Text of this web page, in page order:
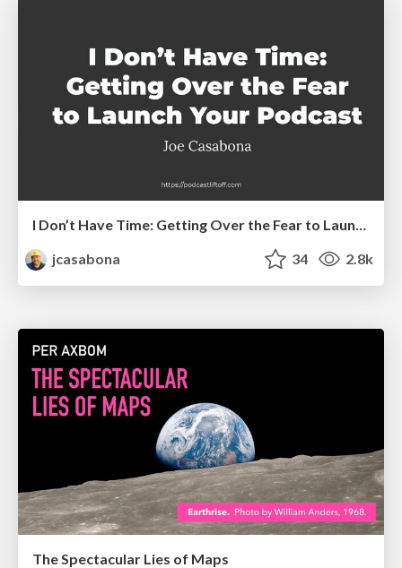
I Don’t Have Time: Getting Over the Fear to Launch Your Podcast
jcasabona
34 2.8k
The Spectacular Lies of Maps